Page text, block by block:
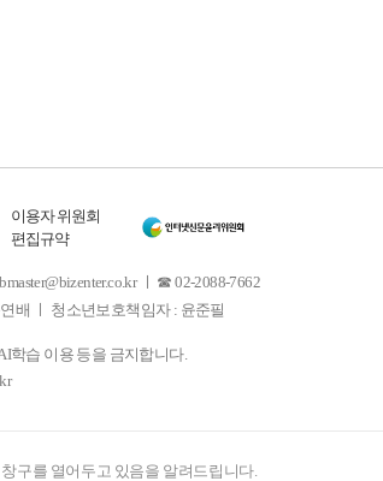
이용자 위원회
편집규약
ㅣ ☎ 02-2088-7662
배 ㅣ 청소년보호책임자 : 윤준필
학습 이용 등을 금지합니다.
구를 열어두고 있음을 알려드립니다.